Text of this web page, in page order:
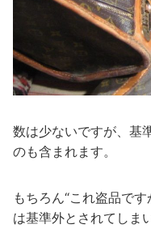
数は少ないですが、基
のも含まれます。
もちろん“これ盗品で
は基準外とされてしま